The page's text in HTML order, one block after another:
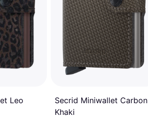
Leo
Secrid Miniwallet Carbon
Khaki